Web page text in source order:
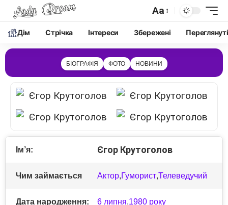
Aa
Дім Cтрічка Інтереси Збережені Переглянуті
БІОГРАФІЯ ФОТО НОВИНИ
Ім’я: Єгор Крутоголов
Чим займається Актор,Гуморист,Телеведучий
Дата народження: 6 липня,1980 року